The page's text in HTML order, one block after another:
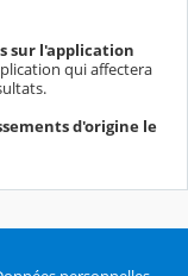
sur l'application
qui affectera
d'origine le